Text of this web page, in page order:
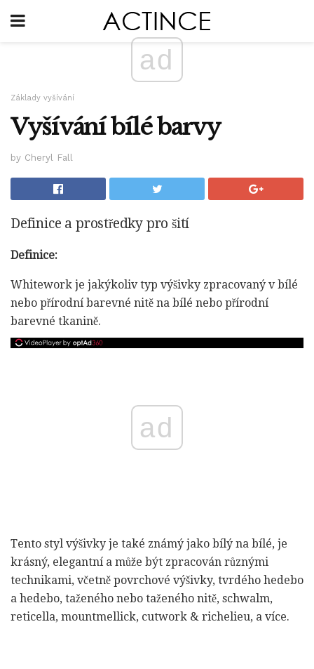
ad
Základy vyšívání
Vyšívání bílé barvy
by Cheryl Fall
Definice a prostředky pro šití
Definice:
Whitework je jakýkoliv typ výšivky zpracovaný v bílé
nebo přírodní barevné nitě na bílé nebo přírodní
barevné tkanině.
ad
Tento styl výšivky je také známý jako bílý na bílé, je
krásný, elegantní a může být zpracován různými
technikami, včetně povrchové výšivky, tvrdého hedebo
a hedebo, taženého nebo taženého nitě, schwalm,
reticella, mountmellick, cutwork & richelieu, a více.